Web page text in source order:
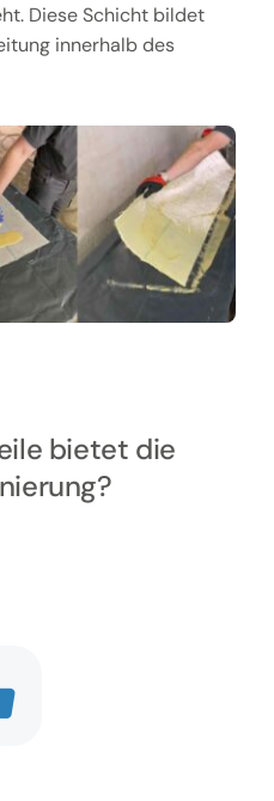
Diese Schicht bildet
innerhalb des
bietet die